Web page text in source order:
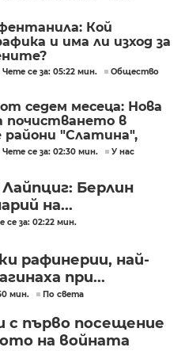
Кой
и има ли изход за
Чете се за: 05:22 мин. Общество
седем месеца: Нова
почистването в
"Слатина",
Чете се за: 02:30 мин. У нас
Берлин
на...
се за: 02:22 мин.
рафинерии, най-
при...
мин. По света
с първо посещение
на войната